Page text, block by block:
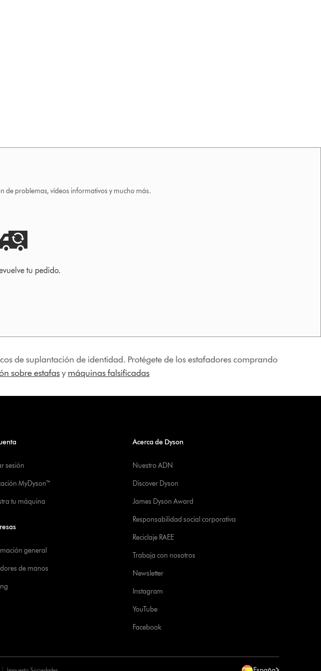
de problemas, vídeos informativos y mucho más.
tu pedido.
de suplantación de identidad. Protégete de los estafadores comprando
sobre estafasy máquinas falsificadas
sesión
MyDyson™
tu máquina
general
de manos
Acerca de Dyson
Nuestro ADN
Discover Dyson
James Dyson Award
Responsabilidad social corporativa
Reciclaje RAEE
Trabaja con nosotros
Newsletter
Instagram
YouTube
Facebook